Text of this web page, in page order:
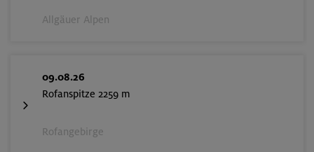
Allgäuer Alpen
09.08.26
Rofanspitze 2259 m
Rofangebirge